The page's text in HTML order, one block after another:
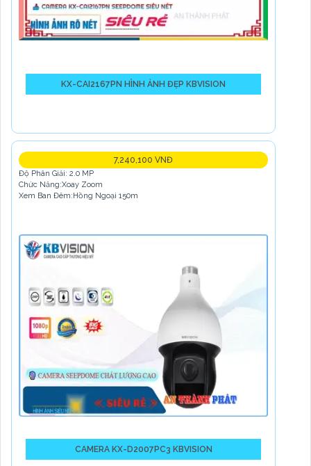
KX-CAI2167PN HÌNH ẢNH ĐẸP KBVISION
CAMERA KX-D2007PC3 KBVISION
7,240,100 VNĐ
Độ Phân Giải: 2.0 MP
Chức Năng:Xoay Zoom
Xem Ban Đêm:Hồng Ngoại 150m